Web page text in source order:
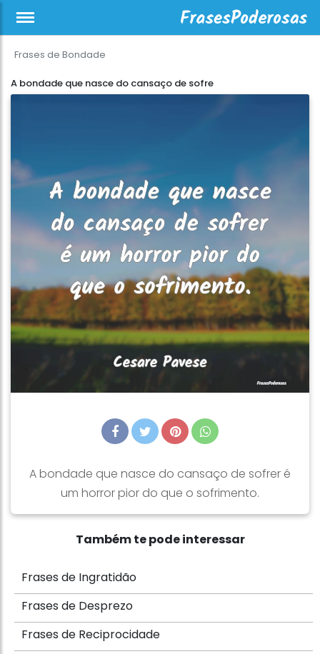
Frases de Bondade
A bondade que nasce do cansaço de sofre
A bondade que nasce do cansaço de sofrer é
um horror pior do que o sofrimento.
Também te pode interessar
Frases de Ingratidão
Frases de Desprezo
Frases de Reciprocidade